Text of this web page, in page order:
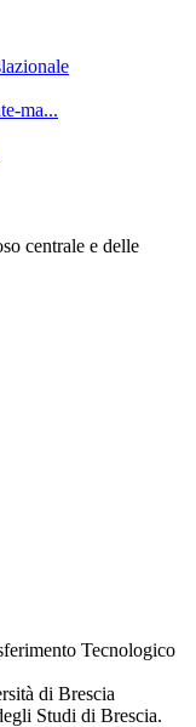
ma...
centrale e delle
Tecnologico
di Brescia
Studi di Brescia.